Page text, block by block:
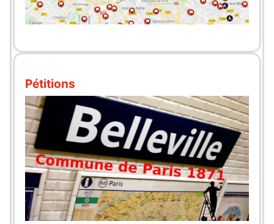
Pétitions